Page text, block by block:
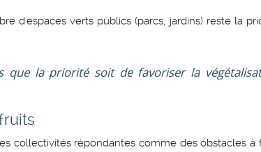
d'espaces verts publics (parcs, jardins) reste la
que la priorité soit de favoriser la
collectivités répondantes comme des obstacles